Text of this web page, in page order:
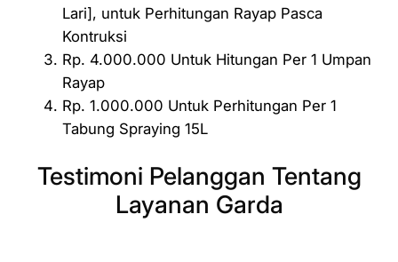
Lari], untuk Perhitungan Rayap Pasca
Kontruksi
Rp. 4.000.000 Untuk Hitungan Per 1 Umpan
Rayap
Rp. 1.000.000 Untuk Perhitungan Per 1
Tabung Spraying 15L
Testimoni Pelanggan Tentang
Layanan Garda